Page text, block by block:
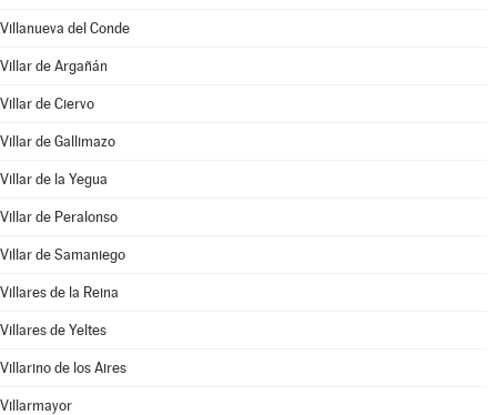
Villanueva del Conde
Villar de Argañán
Villar de Ciervo
Villar de Gallimazo
Villar de la Yegua
Villar de Peralonso
Villar de Samaniego
Villares de la Reina
Villares de Yeltes
Villarino de los Aires
Villarmayor